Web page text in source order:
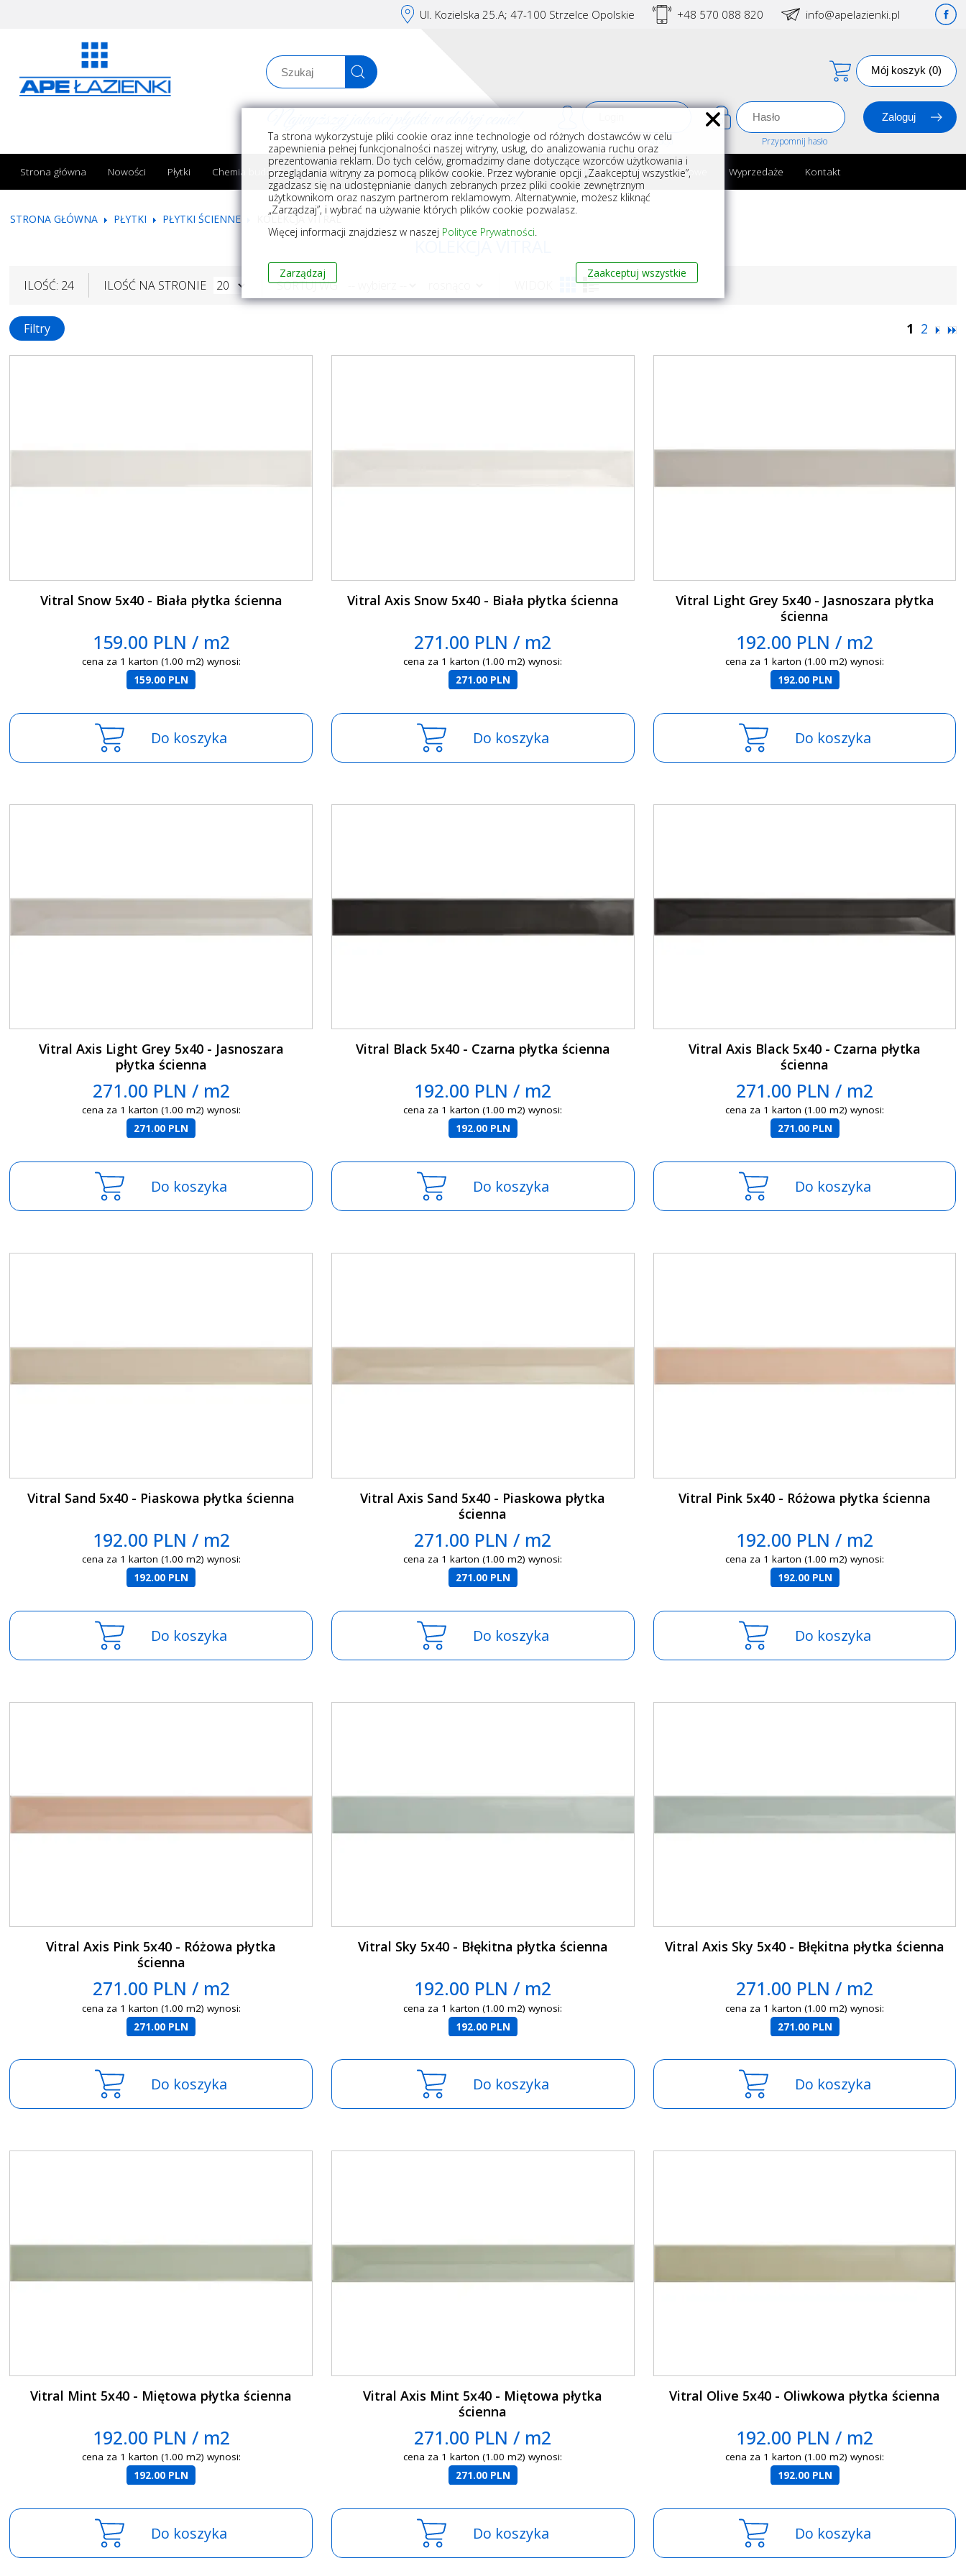
Ul. Kozielska 25.A; 47-100 Strzelce Opolskie +48 570 088 820 info@apelazienki.pl
Mój koszyk (0)
Rejestracja Przypomnij hasło
Strona główna Nowości Płytki Chemia budowlana Akcesoria do układania płytek Wyposażenie Armatura i akcesoria łazienkowe Wyprzedaże Kontakt
STRONA GŁÓWNA PŁYTKI PŁYTKI ŚCIENNE KOLEKCJA VITRAL
KOLEKCJA VITRAL
ILOŚĆ: 24 ILOŚĆ NA STRONIE SORTUJ WG
1 2
Filtry
Vitral Snow 5x40 - Biała płytka ścienna
159.00 PLN / m2
cena za 1 karton (1.00 m2) wynosi:
159.00 PLN
Do koszyka
Vitral Axis Snow 5x40 - Biała płytka ścienna
271.00 PLN / m2
cena za 1 karton (1.00 m2) wynosi:
271.00 PLN
Do koszyka
Vitral Light Grey 5x40 - Jasnoszara płytka
ścienna
192.00 PLN / m2
cena za 1 karton (1.00 m2) wynosi:
192.00 PLN
Do koszyka
Vitral Axis Light Grey 5x40 - Jasnoszara
płytka ścienna
271.00 PLN / m2
cena za 1 karton (1.00 m2) wynosi:
271.00 PLN
Do koszyka
Vitral Black 5x40 - Czarna płytka ścienna
192.00 PLN / m2
cena za 1 karton (1.00 m2) wynosi:
192.00 PLN
Do koszyka
Vitral Axis Black 5x40 - Czarna płytka
ścienna
271.00 PLN / m2
cena za 1 karton (1.00 m2) wynosi:
271.00 PLN
Do koszyka
Vitral Sand 5x40 - Piaskowa płytka ścienna
192.00 PLN / m2
cena za 1 karton (1.00 m2) wynosi:
192.00 PLN
Do koszyka
Vitral Axis Sand 5x40 - Piaskowa płytka
ścienna
271.00 PLN / m2
cena za 1 karton (1.00 m2) wynosi:
271.00 PLN
Do koszyka
Vitral Pink 5x40 - Różowa płytka ścienna
192.00 PLN / m2
cena za 1 karton (1.00 m2) wynosi:
192.00 PLN
Do koszyka
Vitral Axis Pink 5x40 - Różowa płytka
ścienna
271.00 PLN / m2
cena za 1 karton (1.00 m2) wynosi:
271.00 PLN
Do koszyka
Vitral Sky 5x40 - Błękitna płytka ścienna
192.00 PLN / m2
cena za 1 karton (1.00 m2) wynosi:
192.00 PLN
Do koszyka
Vitral Axis Sky 5x40 - Błękitna płytka ścienna
271.00 PLN / m2
cena za 1 karton (1.00 m2) wynosi:
271.00 PLN
Do koszyka
Vitral Mint 5x40 - Miętowa płytka ścienna
192.00 PLN / m2
cena za 1 karton (1.00 m2) wynosi:
192.00 PLN
Do koszyka
Vitral Axis Mint 5x40 - Miętowa płytka
ścienna
271.00 PLN / m2
cena za 1 karton (1.00 m2) wynosi:
271.00 PLN
Do koszyka
Vitral Olive 5x40 - Oliwkowa płytka ścienna
192.00 PLN / m2
cena za 1 karton (1.00 m2) wynosi:
192.00 PLN
Do koszyka
Ta strona wykorzystuje pliki cookie oraz inne technologie od różnych dostawców w celu
zapewnienia pełnej funkcjonalności naszej witryny, usług, do analizowania ruchu oraz
prezentowania reklam. Do tych celów, gromadzimy dane dotyczące wzorców użytkowania i
przeglądania witryny za pomocą plików cookie. Przez wybranie opcji „Zaakceptuj wszystkie”,
zgadzasz się na udostępnianie danych zebranych przez pliki cookie zewnętrznym
użytkownikom oraz naszym partnerom reklamowym. Alternatywnie, możesz kliknąć
„Zarządzaj”, i wybrać na używanie których plików cookie pozwalasz.
Więcej informacji znajdziesz w naszej Polityce Prywatności.
Zarządzaj Zaakceptuj wszystkie